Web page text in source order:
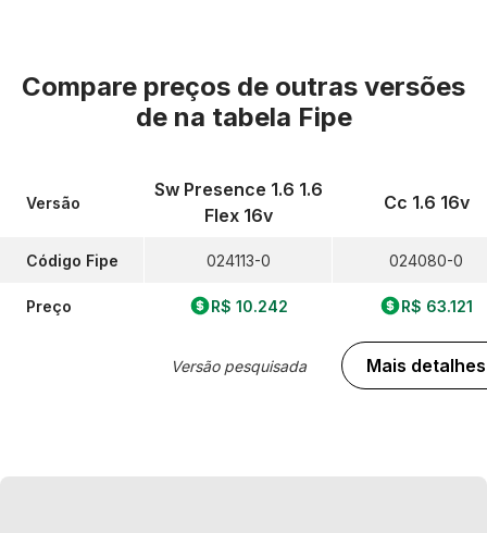
Compare preços de outras versões
de na tabela Fipe
Versão
Código Fipe
Preço
Sw Presence 1.6 1.6
Flex 16v
024113-0
R$ 10.242
Versão pesquisada
Cc 1.6 16v
024080-0
R$ 63.121
Mais detalhes